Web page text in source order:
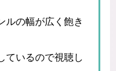
ルの幅が広く飽き
ているので視聴し